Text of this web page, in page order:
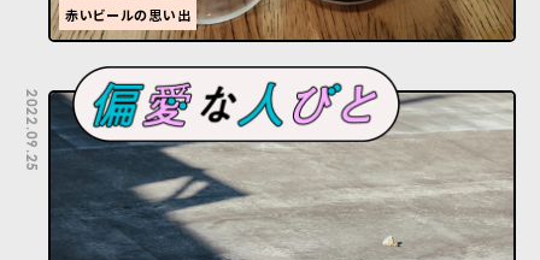
赤いビールの思い出
2022.09.25